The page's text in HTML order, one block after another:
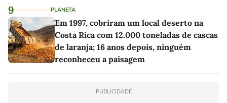
9 PLANETA
Em 1997, cobriram um local deserto na
Costa Rica com 12.000 toneladas de cascas
de laranja; 16 anos depois, ninguém
reconheceu a paisagem
PUBLICIDADE